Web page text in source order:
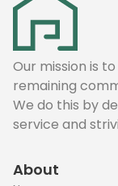
Our mission is
remaining
We do this by
service and
About